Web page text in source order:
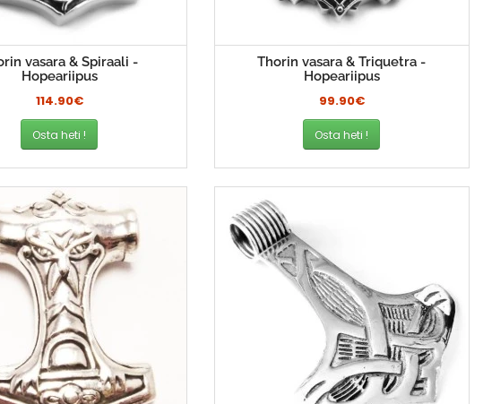
vasara & Spiraali -
Hopeariipus
114.90€
Osta heti !
Thorin vasara & Triquetra -
Hopeariipus
99.90€
Osta heti !